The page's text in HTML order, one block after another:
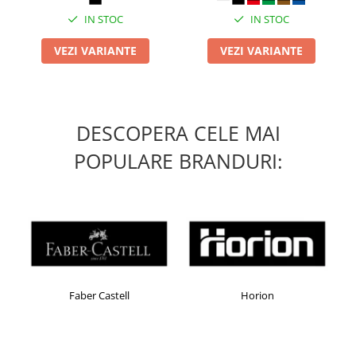
IN STOC
VEZI VARIANTE
IN STOC
VEZI VARIANTE
DESCOPERA CELE MAI
POPULARE BRANDURI: